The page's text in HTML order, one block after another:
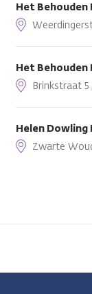
Het Behouden
Het Behouden
Brinkstraat 5
Helen
Zwarte